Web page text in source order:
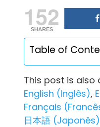
152
SHARES
Table of
This post is also
English (Inglês)
Français (
日本語 (Japonês)